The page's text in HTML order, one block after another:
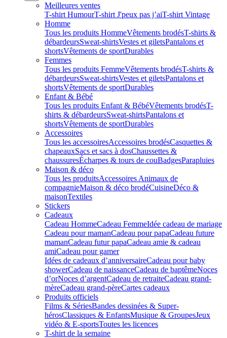
Meilleures ventes
T-shirt HumourT-shirt J'peux pas j’aiT-shirt Vintage
Homme
Tous les produits HommeVêtements brodésT-shirts &
débardeursSweat-shirtsVestes et giletsPantalons et
shortsVêtements de sportDurables
Femmes
Tous les produits FemmeVêtements brodésT-shirts &
débardeursSweat-shirtsVestes et giletsPantalons et
shortsVêtements de sportDurables
Enfant & Bébé
Tous les produits Enfant & BébéVêtements brodésT-
shirts & débardeursSweat-shirtsPantalons et
shortsVêtements de sportDurables
Accessoires
Tous les accessoiresAccessoires brodésCasquettes &
chapeauxSacs et sacs à dosChaussettes &
chaussuresÉcharpes & tours de couBadgesParapluies
Maison & déco
Tous les produitsAccessoires Animaux de
compagnieMaison & déco brodéCuisineDéco &
maisonTextiles
Stickers
Cadeaux
Cadeau HommeCadeau FemmeIdée cadeau de mariage​
Cadeau pour mamanCadeau pour papaCadeau future
mamanCadeau futur papaCadeau amie & cadeau
amiCadeau pour gamer
Idées de cadeaux d’anniversaireCadeau pour baby
showerCadeau de naissanceCadeau de baptêmeNoces
d’orNoces d’argentCadeau de retraiteCadeau grand-
mèreCadeau grand-pèreCartes cadeaux
Produits officiels
Films & SériesBandes dessinées & Super-
hérosClassiques & EnfantsMusique & GroupesJeux
vidéo & E-sportsToutes les licences
T-shirt de la semaine